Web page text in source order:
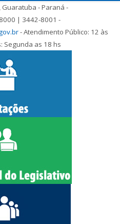
- Paraná -
| 3442-8001 -
- Atendimento Público: 12 às
Segunda as 18 hs